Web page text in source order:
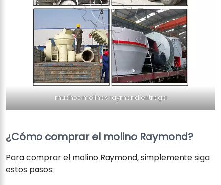
muchos molinos raymond entrega
¿Cómo comprar el molino Raymond?
Para comprar el molino Raymond, simplemente siga
estos pasos: